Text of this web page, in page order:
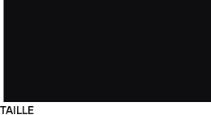
TAILLE